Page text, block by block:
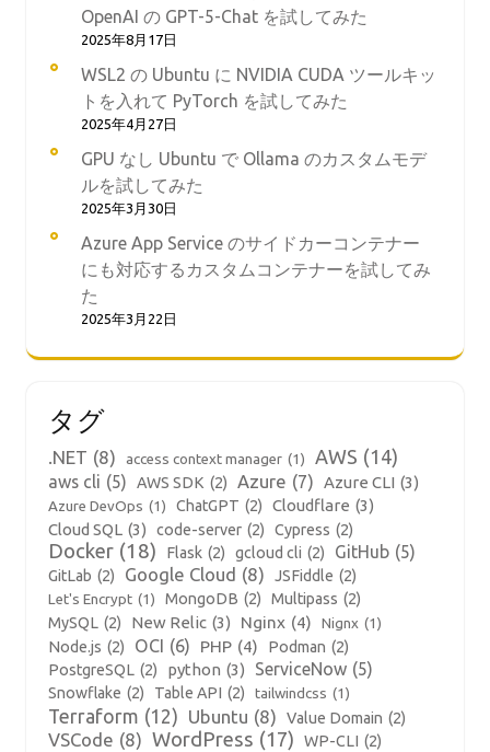
OpenAI の GPT-5-Chat を試してみた
2025年8月17日
WSL2 の Ubuntu に NVIDIA CUDA ツールキッ
トを入れて PyTorch を試してみた
2025年4月27日
GPU なし Ubuntu で Ollama のカスタムモデ
ルを試してみた
2025年3月30日
Azure App Service のサイドカーコンテナー
にも対応するカスタムコンテナーを試してみ
た
2025年3月22日
タグ
.NET (8) access context manager (1) AWS (14)
aws cli (5) AWS SDK (2) Azure (7) Azure CLI (3)
Azure DevOps (1) ChatGPT (2) Cloudflare (3)
Cloud SQL (3) code-server (2) Cypress (2)
Docker (18) Flask (2) gcloud cli (2) GitHub (5)
GitLab (2) Google Cloud (8) JSFiddle (2)
Let's Encrypt (1) MongoDB (2) Multipass (2)
MySQL (2) New Relic (3) Nginx (4) Nignx (1)
Node.js (2) OCI (6) PHP (4) Podman (2)
PostgreSQL (2) python (3) ServiceNow (5)
Snowflake (2) Table API (2) tailwindcss (1)
Terraform (12) Ubuntu (8) Value Domain (2)
VSCode (8) WordPress (17) WP-CLI (2)